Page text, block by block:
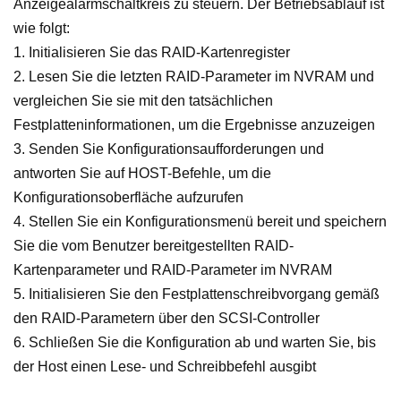
Anzeigealarmschaltkreis zu steuern. Der Betriebsablauf ist
wie folgt:
1. Initialisieren Sie das RAID-Kartenregister
2. Lesen Sie die letzten RAID-Parameter im NVRAM und
vergleichen Sie sie mit den tatsächlichen
Festplatteninformationen, um die Ergebnisse anzuzeigen
3. Senden Sie Konfigurationsaufforderungen und
antworten Sie auf HOST-Befehle, um die
Konfigurationsoberfläche aufzurufen
4. Stellen Sie ein Konfigurationsmenü bereit und speichern
Sie die vom Benutzer bereitgestellten RAID-
Kartenparameter und RAID-Parameter im NVRAM
5. Initialisieren Sie den Festplattenschreibvorgang gemäß
den RAID-Parametern über den SCSI-Controller
6. Schließen Sie die Konfiguration ab und warten Sie, bis
der Host einen Lese- und Schreibbefehl ausgibt